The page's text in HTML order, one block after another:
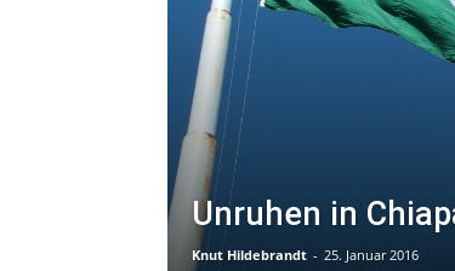
Unruhen in
Knut Hildebrandt - 25. Januar 2016